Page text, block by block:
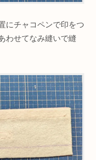
にチャコペンで印をつ
わせてなみ縫いで縫